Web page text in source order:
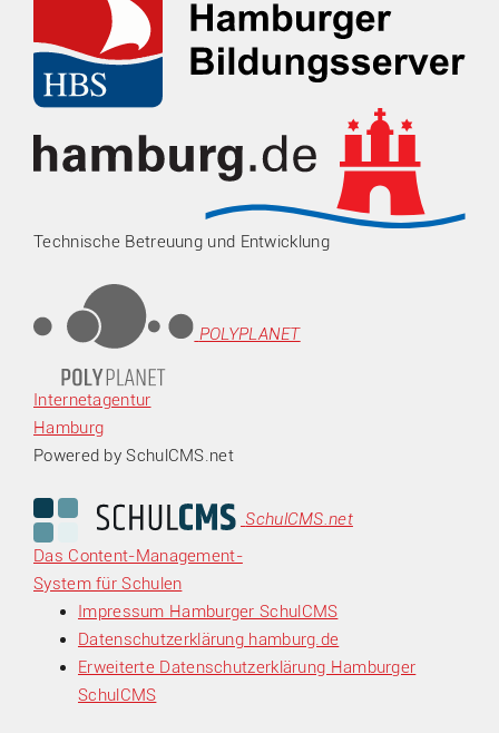
Technische Betreuung und Entwicklung
POLYPLANET
Internetagentur
Hamburg
Powered by SchulCMS.net
SchulCMS.net
Das Content-Management-
System für Schulen
Impressum Hamburger SchulCMS
Datenschutzerklärung hamburg.de
Erweiterte Datenschutzerklärung Hamburger
SchulCMS